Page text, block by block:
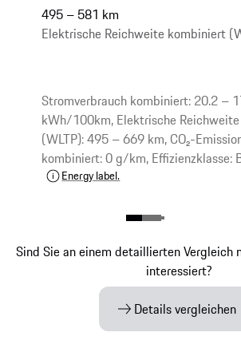
495 – 581 km
Elektrische Reichweite kombiniert
Stromverbrauch kombiniert: 20.2 –
kWh/100km, Elektrische
(WLTP): 495 – 669 km, CO₂-
kombiniert: 0 g/km, Effizienzklasse:
Energy label.
Sind Sie an einem detaillierten Vergleich
interessiert?
Details vergleichen